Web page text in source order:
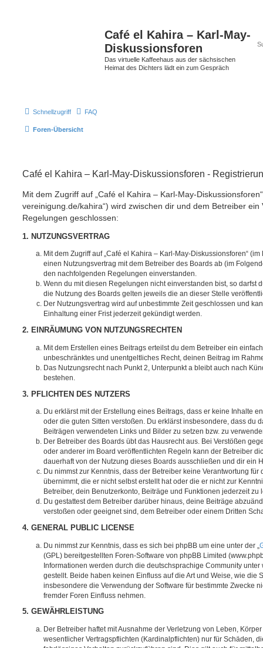
Café el Kahira – Karl-May-
Diskussionsforen
Das virtuelle Kaffeehaus aus der sächsischen
Heimat des Dichters lädt ein zum Gespräch
Schnellzugriff FAQ
Foren-Übersicht
Café el Kahira – Karl-May-Diskussionsforen -
Mit dem Zugriff auf „Café el Kahira – Karl-May-
vereinigung.de/kahira“) wird zwischen dir und dem Betreiber ein
Regelungen geschlossen:
1. NUTZUNGSVERTRAG
Mit dem Zugriff auf „Café el Kahira – Karl-May-Diskussionsforen“
einen Nutzungsvertrag mit dem Betreiber des Boards ab (im
den nachfolgenden Regelungen einverstanden.
Wenn du mit diesen Regelungen nicht einverstanden bist, so darfst
die Nutzung des Boards gelten jeweils die an dieser Stelle
Der Nutzungsvertrag wird auf unbestimmte Zeit geschlossen und
Einhaltung einer Frist jederzeit gekündigt werden.
2. EINRÄUMUNG VON NUTZUNGSRECHTEN
Mit dem Erstellen eines Beitrags erteilst du dem Betreiber ein
unbeschränktes und unentgeltliches Recht, deinen Beitrag im
Das Nutzungsrecht nach Punkt 2, Unterpunkt a bleibt auch nach
bestehen.
3. PFLICHTEN DES NUTZERS
Du erklärst mit der Erstellung eines Beitrags, dass er keine Inhalte
oder die guten Sitten verstoßen. Du erklärst insbesondere, dass du
Beiträgen verwendeten Links und Bilder zu setzen bzw. zu
Der Betreiber des Boards übt das Hausrecht aus. Bei Verstößen
oder anderer im Board veröffentlichten Regeln kann der Betreiber
dauerhaft von der Nutzung dieses Boards ausschließen und dir ein
Du nimmst zur Kenntnis, dass der Betreiber keine Verantwortung für
übernimmt, die er nicht selbst erstellt hat oder die er nicht zur
Betreiber, dein Benutzerkonto, Beiträge und Funktionen jederzeit zu
Du gestattest dem Betreiber darüber hinaus, deine Beiträge
verstoßen oder geeignet sind, dem Betreiber oder einem Dritten
4. GENERAL PUBLIC LICENSE
Du nimmst zur Kenntnis, dass es sich bei phpBB um eine unter der „
(GPL) bereitgestellten Foren-Software von phpBB Limited
Informationen werden durch die deutschsprachige Community unter
gestellt. Beide haben keinen Einfluss auf die Art und Weise, wie die
insbesondere die Verwendung der Software für bestimmte Zwecke
fremder Foren Einfluss nehmen.
5. GEWÄHRLEISTUNG
Der Betreiber haftet mit Ausnahme der Verletzung von Leben,
wesentlicher Vertragspflichten (Kardinalpflichten) nur für Schäden,